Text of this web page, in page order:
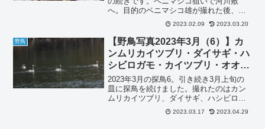
へ。目的のベニマシコ雄が撮れた後、付
近を散策。撮れたのは、カワウ、オオバ
ン、ヨシガモ、バン、ヒドリガモ、ユリ
カモメ、カワセミ、ヒクイナ、シロハ
ラ。カワウ 2023年...
2023.02.09 2023.03.20
野鳥
【野鳥写真2023年3月（6）】カ
ンムリカイツブリ・ダイサギ・ハ
シビロガモ・カイツブリ・オオバ
ン・マガモ
2023年3月の探鳥6。引き続き3月上旬の
皿に探鳥を続けました。撮れたのはカン
ムリカイツブリ、ダイサギ、ハシビロガ
モ。カイツブリ、オオバン、マガモ。カ
ンムリカイツブリ 2023年3月カンムリカ
2023.03.17 2023.04.29